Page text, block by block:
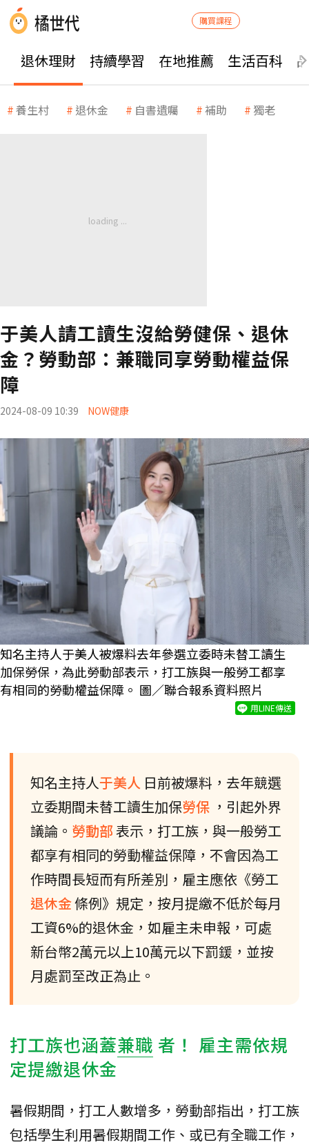
購買課程
退休理財 持續學習 在地推薦 生活百科
養生村 退休金 自書遺囑 補助 獨老
于美人請工讀生沒給勞健保、退休
金？勞動部：兼職同享勞動權益保
障
2024-08-09 10:39 NOW健康
知名主持人于美人被爆料去年參選立委時未替工讀生
加保勞保，為此勞動部表示，打工族與一般勞工都享
有相同的勞動權益保障。 圖／聯合報系資料照片
用LINE傳送
知名主持人于美人 日前被爆料，去年競選
立委期間未替工讀生加保勞保 ，引起外界
議論。 勞動部表示，打工族，與一般勞工
都享有相同的勞動權益保障，不會因為工
作時間長短而有所差別，雇主應依《勞工
退休金條例》規定，按月提繳不低於每月
工資6%的退休金，如雇主未申報，可處
新台幣2萬元以上10萬元以下罰鍰，並按
月處罰至改正為止。
打工族也涵蓋兼職 者！ 雇主需依規
定提繳退休金
暑假期間，打工人數增多，勞動部指出，打工族
包括學生利用暑假期間工作、或已有全職工作，